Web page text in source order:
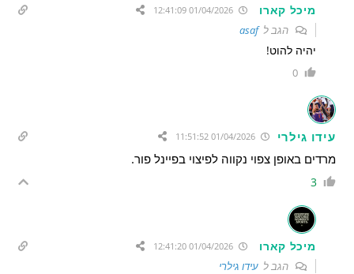
מיכל קארו
הגב לasaf
יהיה להוט!
0
עידו גילרי 01/04/2026 11:51:52
מרדים באופן צפוי נקווה לפיצוי בפיינל פור.
3
מיכל קארו
הגב לעידו גילרי